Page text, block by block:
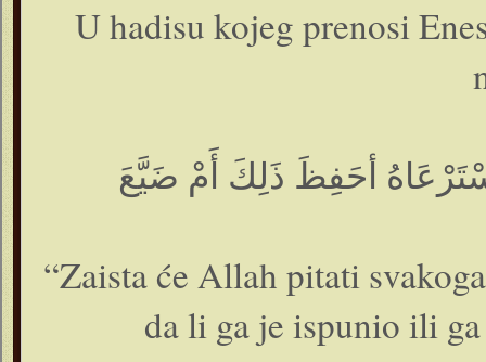
U hadisu kojeg prenosi
أحَفِظَ ذَلِكَ أَمْ ضَيَّعَ
“Zaista će Allah pitati
da li ga je ispunio ili